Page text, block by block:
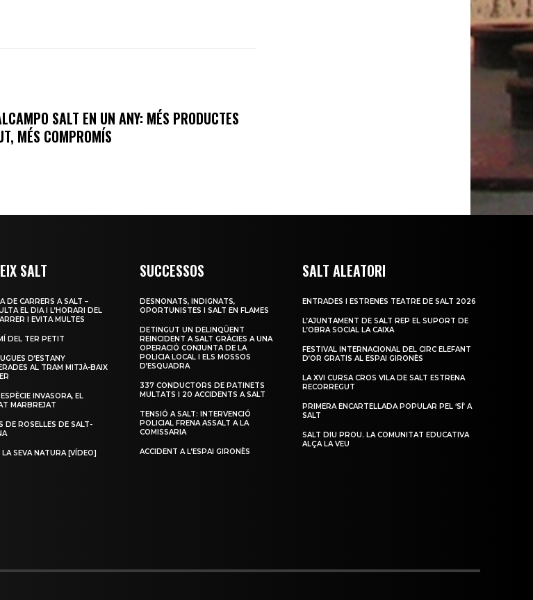
SALT EN UN ANY: MÉS PRODUCTES
MÉS COMPROMÍS
SALT
DE CARRERS A SALT –
EL DIA I L’HORARI DEL
I EVITA MULTES
DEL TER PETIT
D’ESTANY
AL TRAM MITJÀ-BAIX
INVASORA, EL
MARBREJAT
DE ROSELLES DE SALT-
LA SEVA NATURA [VÍDEO]
SUCCESSOS
DESNONATS, INDIGNATS,
OPORTUNISTES I SALT EN FLAMES
DETINGUT UN DELINQÜENT
REINCIDENT A SALT GRÀCIES A UNA
OPERACIÓ CONJUNTA DE LA
POLICIA LOCAL I ELS MOSSOS
D’ESQUADRA
337 CONDUCTORS DE PATINETS
MULTATS I 20 ACCIDENTS A SALT
TENSIÓ A SALT: INTERVENCIÓ
POLICIAL FRENA ASSALT A LA
COMISSARIA
ACCIDENT A L’ESPAI GIRONÈS
SALT ALEATORI
ENTRADES I ESTRENES TEATRE DE SALT 2026
L’AJUNTAMENT DE SALT REP EL SUPORT DE
L’OBRA SOCIAL LA CAIXA
FESTIVAL INTERNACIONAL DEL CIRC ELEFANT
D’OR GRATIS AL ESPAI GIRONÈS
LA XVI CURSA CROS VILA DE SALT ESTRENA
RECORREGUT
PRIMERA ENCARTELLADA POPULAR PEL ‘SÍ’ A
SALT
SALT DIU PROU. LA COMUNITAT EDUCATIVA
ALÇA LA VEU